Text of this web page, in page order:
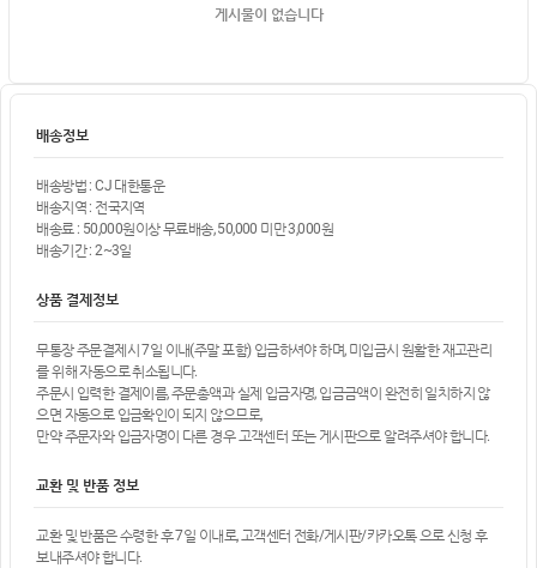
게시물이 없습니다
배송정보
배송방법 : CJ 대한통운
배송지역 : 전국지역
배송료 : 50,000원이상 무료배송, 50,000 미만 3,000원
배송기간 : 2~3일
상품 결제정보
무통장 주문결제시 7일 이내(주말 포함) 입금하셔야 하며, 미입금시 원활한 재고관리
를 위해 자동으로 취소됩니다.
주문시 입력한 결제이름, 주문총액과 실제 입금자명, 입금금액이 완전히 일치하지 않
으면 자동으로 입금확인이 되지 않으므로,
만약 주문자와 입금자명이 다른 경우 고객센터 또는 게시판으로 알려주셔야 합니다.
교환 및 반품 정보
교환 및 반품은 수령한 후 7일 이내로, 고객센터 전화/게시판/카카오톡 으로 신청 후
보내주셔야 합니다.